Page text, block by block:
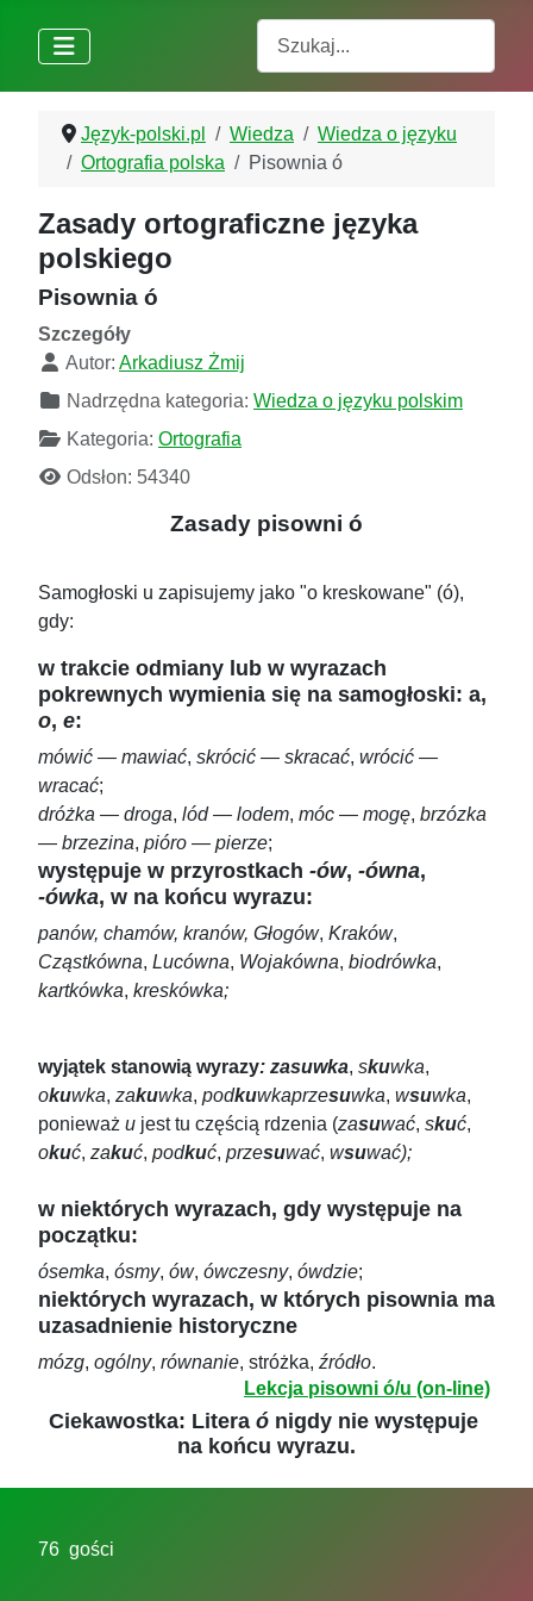
Język-polski.pl Wiedza
Wiedza o języku
Ortografia polska
Pisownia ó
Zasady ortograficzne języka
polskiego
Pisownia ó
Szczegóły
Autor: Arkadiusz Żmij
Nadrzędna kategoria: Wiedza o języku polskim
Kategoria: Ortografia
Odsłon: 54340
Zasady pisowni ó
Samogłoski u zapisujemy jako "o kreskowane" (ó),
gdy:
w trakcie odmiany lub w wyrazach
pokrewnych wymienia się na samogłoski: a,
o, e:
mówić — mawiać, skrócić — skracać, wrócić —
wracać;
dróżka — droga, lód — lodem, móc — mogę, brzózka
— brzezina, pióro — pierze;
występuje w przyrostkach -ów, -ówna,
-ówka, w na końcu wyrazu:
panów, chamów, kranów, Głogów, Kraków,
Cząstkówna, Lucówna, Wojakówna, biodrówka,
kartkówka, kreskówka;
wyjątek stanowią wyrazy: zasuwka, skuwka,
okuwka, zakuwka, podkuwkaprzesuwka, wsuwka,
ponieważ u jest tu częścią rdzenia (zasuwać, skuć,
okuć, zakuć, podkuć, przesuwać, wsuwać);
w niektórych wyrazach, gdy występuje na
początku:
ósemka, ósmy, ów, ówczesny, ówdzie;
niektórych wyrazach, w których pisownia ma
uzasadnienie historyczne
mózg, ogólny, równanie, stróżka, źródło.
Lekcja pisowni ó/u (on-line)
Ciekawostka: Litera ó nigdy nie występuje
na końcu wyrazu.
76 gości